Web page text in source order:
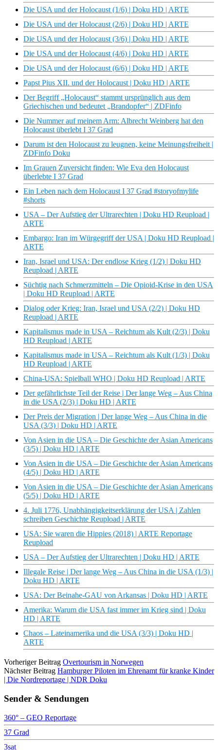
Die USA und der Holocaust (1/6) | Doku HD | ARTE
Die USA und der Holocaust (2/6) | Doku HD | ARTE
Die USA und der Holocaust (3/6) | Doku HD | ARTE
Die USA und der Holocaust (4/6) | Doku HD | ARTE
Die USA und der Holocaust (6/6) | Doku HD | ARTE
Papst Pius XII. und der Holocaust | Doku HD | ARTE
Der Begriff „Holocaust“ stammt ursprünglich aus dem
Griechischen und bedeutet „Brandopfer“ | ZDFinfo
Die Nummer auf meinem Arm: Albrecht Weinberg hat den
Holocaust überlebt I 37 Grad
Darum ist den Holocaust zu leugnen, keine Meinungsfreiheit |
ZDFinfo Doku
Im Grauen Zuversicht finden: Wie Eva den Holocaust
überlebte I 37 Grad
Ein Leben nach dem Holocaust I 37 Grad #storyofmylife
#shorts
USA – Der Aufstieg der Ultrarechten | Doku HD Reupload |
ARTE
Embargo: Iran im Würgegriff der USA | Doku HD Reupload |
ARTE
Iran, Israel und USA: Der endlose Krieg (1/2) | Doku HD
Reupload | ARTE
Süchtig nach Schmerzmitteln – Die Opioid-Krise in den USA
| Doku HD Reupload | ARTE
Dialog oder Krieg: Iran, Israel und USA (2/2) | Doku HD
Reupload | ARTE
Kapitalismus made in USA – Reichtum als Kult (2/3) | Doku
HD Reupload | ARTE
Kapitalismus made in USA – Reichtum als Kult (1/3) | Doku
HD Reupload | ARTE
China-USA: Spielball WHO | Doku HD Reupload | ARTE
Der gefährlichste Teil der Reise | Der lange Weg – Aus China
in die USA (2/3) | Doku HD | ARTE
Der Preis der Migration | Der lange Weg – Aus China in die
USA (3/3) | Doku HD | ARTE
Von Asien in die USA – Die Geschichte der Asian Americans
(3/5) | Doku HD | ARTE
Von Asien in die USA – Die Geschichte der Asian Americans
(4/5) | Doku HD | ARTE
Von Asien in die USA – Die Geschichte der Asian Americans
(5/5) | Doku HD | ARTE
4. Juli 1776, Unabhängigkeitserklärung der USA | Zahlen
schreiben Geschichte Reupload | ARTE
USA: Sie waren die Hippies (2018) | ARTE Reportage
Reupload
USA – Der Aufstieg der Ultrarechten | Doku HD | ARTE
Illegale Reise | Der lange Weg – Aus China in die USA (1/3) |
Doku HD | ARTE
USA: Der Beinahe-GAU von Arkansas | Doku HD | ARTE
Amerika: Warum die USA fast immer im Krieg sind | Doku
HD | ARTE
Chaos – Lateinamerika und die USA (3/3) | Doku HD |
ARTE
Vorheriger Beitrag Overtourism in Norwegen
Nächster Beitrag Hamburger Piloten im Ehrenamt für kranke Kinder
| Die Nordreportage | NDR Doku
Sender & Sendungen
360° – GEO Reportage
37 Grad
3sat